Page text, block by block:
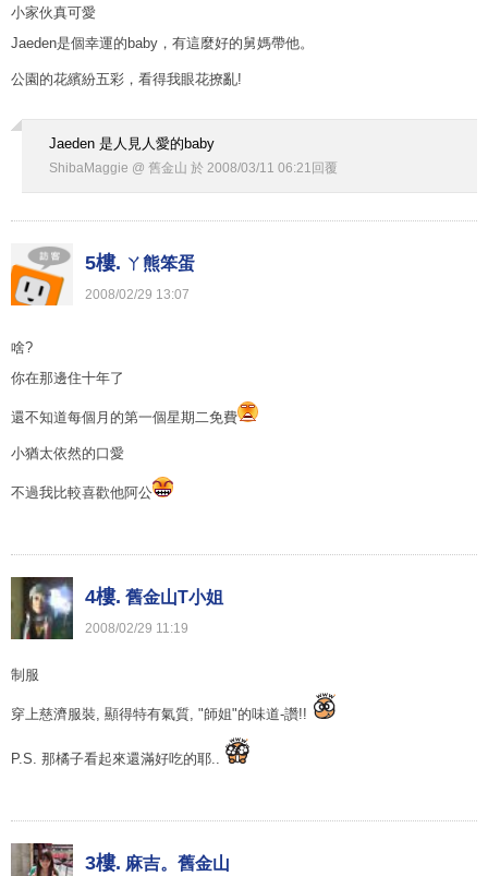
小家伙真可愛
Jaeden是個幸運的baby，有這麼好的舅媽帶他。
公園的花繽紛五彩，看得我眼花撩亂!
Jaeden 是人見人愛的baby
ShibaMaggie @ 舊金山 於 2008/03/11 06:21 回覆
5樓. ㄚ熊笨蛋
2008/02/29 13:07
啥?
你在那邊住十年了
還不知道每個月的第一個星期二免費
小猶太依然的口愛
不過我比較喜歡他阿公
4樓. 舊金山T小姐
2008/02/29 11:19
制服
穿上慈濟服裝, 顯得特有氣質, "師姐"的味道-讚!!
P.S. 那橘子看起來還滿好吃的耶..
3樓. 麻吉。舊金山